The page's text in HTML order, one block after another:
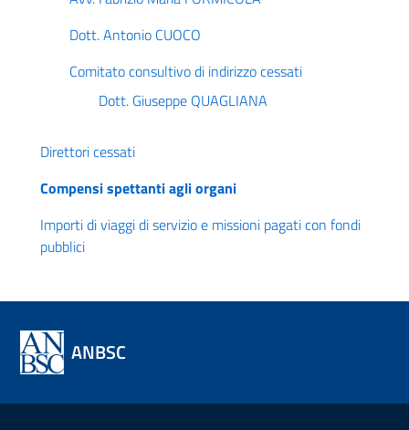
Dott. Antonio CUOCO
Comitato consultivo di indirizzo cessati
Dott. Giuseppe QUAGLIANA
Direttori cessati
Compensi spettanti agli organi
Importi di viaggi di servizio e missioni pagati con fondi
pubblici
ANBSC